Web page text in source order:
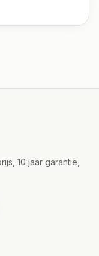
10 jaar garantie,